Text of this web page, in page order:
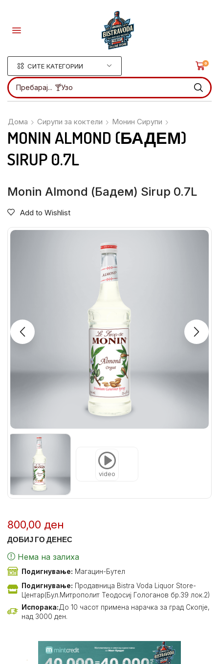
СИТЕ КАТЕГОРИИ
Пребарај... 🍸Ликери
0
Дома Сирупи за коктели Монин Сирупи
MONIN ALMOND (БАДЕМ)
SIRUP 0.7L
Monin Almond (Бадем) Sirup 0.7L
Add to Wishlist
video
800,00 ден
ДОБИЈ ГО ДЕНЕС
Нема на залиха
Подигнување: Магацин-Бутел
Подигнување: Продавница Bistra Voda Liquor Store-
Центар(Бул.Митрополит Теодосиј Гологанов бр.39 лок.2)
Испорака:До 10 часот примена нарачка за град Скопје,
над 3000 ден.
.